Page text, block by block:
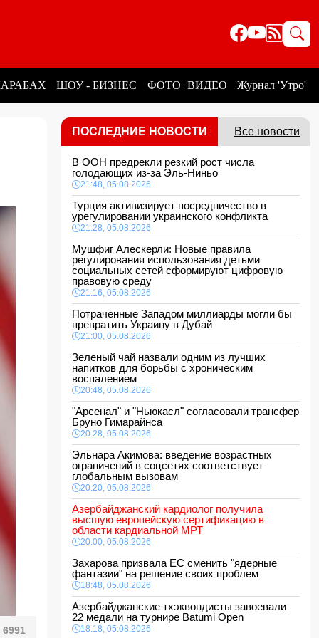
ШОУ - БИЗНЕС ФОТО+ВИДЕО Журнал 'Утро'
6991
ПОСЛЕДНИЕ НОВОСТИ Все новости
В ООН предрекли резкий рост числа
голодающих из-за Эль-Ниньо
21:48, 05.08.2026
Турция активизирует посредничество в
урегулировании украинского конфликта
21:28, 05.08.2026
Мушфиг Алескерли: Новые правила
регулирования использования детьми
социальных сетей сформируют цифровую
правовую среду
21:16, 05.08.2026
Потраченные Западом миллиарды могли бы
превратить Украину в Дубай
21:00, 05.08.2026
Зеленый чай назвали одним из лучших
напитков для борьбы с хроническим
воспалением
20:48, 05.08.2026
"Арсенал" и "Ньюкасл" согласовали трансфер
Бруно Гимарайнса
20:28, 05.08.2026
Эльнара Акимова: введение возрастных
ограничений в соцсетях соответствует
глобальным вызовам
20:20, 05.08.2026
Азербайджанский кардиолог получила
высшую европейскую сертификацию в
области кардиальной МРТ
20:00, 05.08.2026
Захарова призвала ЕС сменить "ядерные
фантазии" на решение своих проблем
18:48, 05.08.2026
Азербайджанские тхэквондисты завоевали
22 медали на турнире Batumi Open
18:18, 05.08.2026